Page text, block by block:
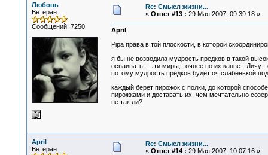
Любовь
Ветеран
Сообщений: 7250
Re: Смысл жизни...
« Ответ #13 : 29 Мая 2007, 09:39:18 »
April
Pipa права в той плоскости, в которой
я бы не возводила мудрость предков в такой
осваивать... эти миры, точнее по их канве - Личу
потому мудрость предков будет оч слабенькой
каждый берет пирожок с полки, до которой
пирожками и доставать их, чем мечтательно
не так ли?
April
Ветеран
Re: Смысл жизни...
« Ответ #14 : 29 Мая 2007, 10:07:16 »